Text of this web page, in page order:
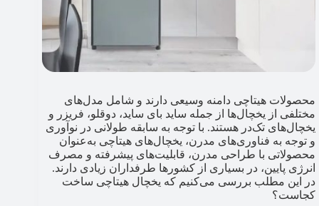
محصولات هیتاچی دامنه وسیعی دارند و شامل مدل‌های
مختلفی از یخچال‌ها از جمله ساید بای ساید، دوقلو، فریزر و
یخچال‌های تک‌در هستند. با توجه به سابقه طولانی در نوآوری
و توجه به فناوری‌های مدرن، یخچال‌های هیتاچی به‌عنوان
محصولاتی با طراحی مدرن، قابلیت‌های پیشرفته و مصرف
انرژی پایین، در بسیاری از کشورها طرفداران زیادی دارند.
در این مطلب بررسی می‌کنیم که یخچال هیتاچی ساخت
کجاست؟